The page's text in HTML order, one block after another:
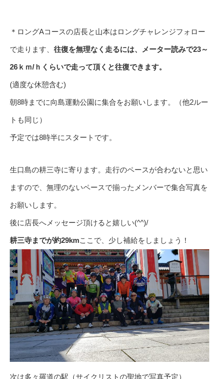
＊ロングAコースの店長と山本はロングチャレンジフォロー
で走ります、 往復を無理なく走るには、メーター読みで23～
26ｋｍ/ｈくらいで走って頂くと往復できます。
(適度な休憩含む)
朝8時までに向島運動公園に集合をお願いします。（他2ルー
トも同じ）
予定では8時半にスタートです。
生口島の耕三寺に寄ります。走行のペースが合わないと思い
ますので、無理のないペースで揃ったメンバーで集合写真を
お願いします。
後に店長へメッセージ頂けると嬉しい(^^)/
耕三寺までが約29kmここで、少し補給をしましょう！
次は多々羅道の駅（サイクリストの聖地で写真予定）